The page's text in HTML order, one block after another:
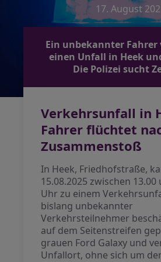
17. August
Ein unbekannter Fahrer
einen Unfall in Heek
Die Polizei sucht
Verkehrsunfall in
Fahrer flüchtet
Zusammenstoß
In Heek, Friedhofstraße,
15.08.2025 zwischen 13.00
Uhr zu einem
bislang unbekannter
Verkehrsteilnehmer
auf dem Seitenstreifen
grauen Ford Galaxy und
Unfallort, ohne sich um